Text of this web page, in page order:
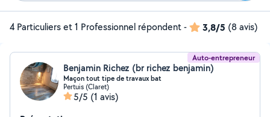
4 Particuliers et 1 Professionnel répondent- 3,8/5 (8 avis)
Auto-entrepreneur
Benjamin Richez (br richez benjamin)
Maçon tout tipe de travaux bat
Pertuis (Claret)
5/5 (1 avis)